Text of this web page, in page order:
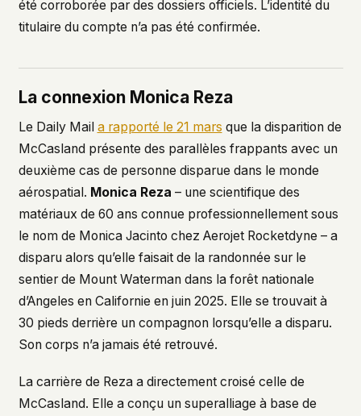
été corroborée par des dossiers officiels. L’identité du
titulaire du compte n’a pas été confirmée.
La connexion Monica Reza
Le Daily Mail a rapporté le 21 mars que la disparition de
McCasland présente des parallèles frappants avec un
deuxième cas de personne disparue dans le monde
aérospatial. Monica Reza – une scientifique des
matériaux de 60 ans connue professionnellement sous
le nom de Monica Jacinto chez Aerojet Rocketdyne – a
disparu alors qu’elle faisait de la randonnée sur le
sentier de Mount Waterman dans la forêt nationale
d’Angeles en Californie en juin 2025. Elle se trouvait à
30 pieds derrière un compagnon lorsqu’elle a disparu.
Son corps n’a jamais été retrouvé.
La carrière de Reza a directement croisé celle de
McCasland. Elle a conçu un superalliage à base de